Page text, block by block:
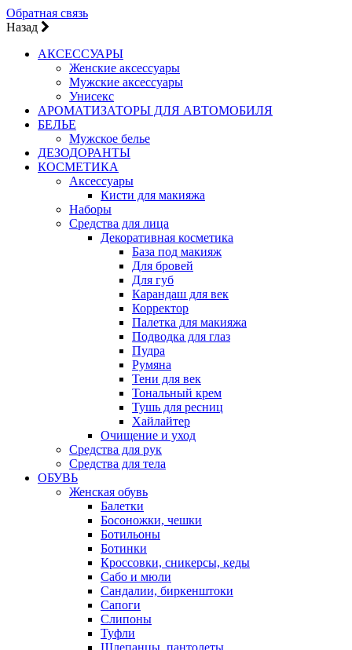
Обратная связь
Назад
АКСЕССУАРЫ
Женские аксессуары
Мужские аксессуары
Унисекс
АРОМАТИЗАТОРЫ ДЛЯ АВТОМОБИЛЯ
БЕЛЬЕ
Мужское белье
ДЕЗОДОРАНТЫ
КОСМЕТИКА
Аксессуары
Кисти для макияжа
Наборы
Средства для лица
Декоративная косметика
База под макияж
Для бровей
Для губ
Карандаш для век
Корректор
Палетка для макияжа
Подводка для глаз
Пудра
Румяна
Тени для век
Тональный крем
Тушь для ресниц
Хайлайтер
Очищение и уход
Средства для рук
Средства для тела
ОБУВЬ
Женская обувь
Балетки
Босоножки, чешки
Ботильоны
Ботинки
Кроссовки, сникерсы, кеды
Сабо и мюли
Сандалии, биркенштоки
Сапоги
Слипоны
Туфли
Шлепанцы, пантолеты